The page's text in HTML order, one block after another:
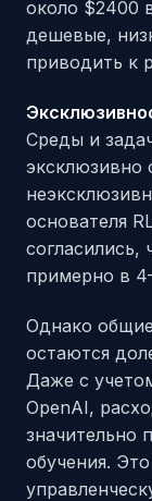
около $2400
дешевые,
приводить к
Среды и
эксклюзивно
основателя
согласились,
примерно в
Однако
остаются
Даже с
OpenAI,
значительно
обучения.